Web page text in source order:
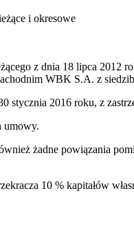
i okresowe
z dnia 18 lipca
WBK S.A. z
stycznia 2016 roku, z
umowy.
żadne powiązania
10 % kapitałów